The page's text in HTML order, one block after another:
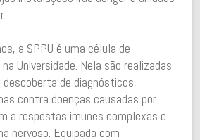
a SPPU é uma célula de
Universidade. Nela são realizadas
descoberta de diagnósticos,
contra doenças causadas por
a respostas imunes complexas e
nervoso. Equipada com